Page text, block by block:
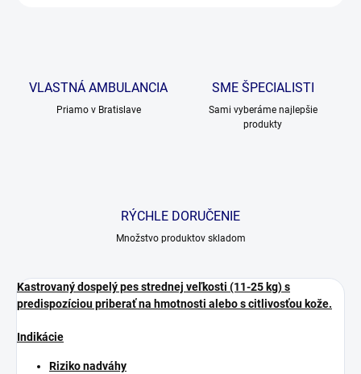
VLASTNÁ AMBULANCIA
Priamo v Bratislave
SME ŠPECIALISTI
Sami vyberáme najlepšie
produkty
RÝCHLE DORUČENIE
Množstvo produktov skladom
Kastrovaný dospelý pes strednej veľkosti (11-25 kg) s
predispozíciou priberať na hmotnosti alebo s citlivosťou kože.
Indikácie
Riziko nadváhy